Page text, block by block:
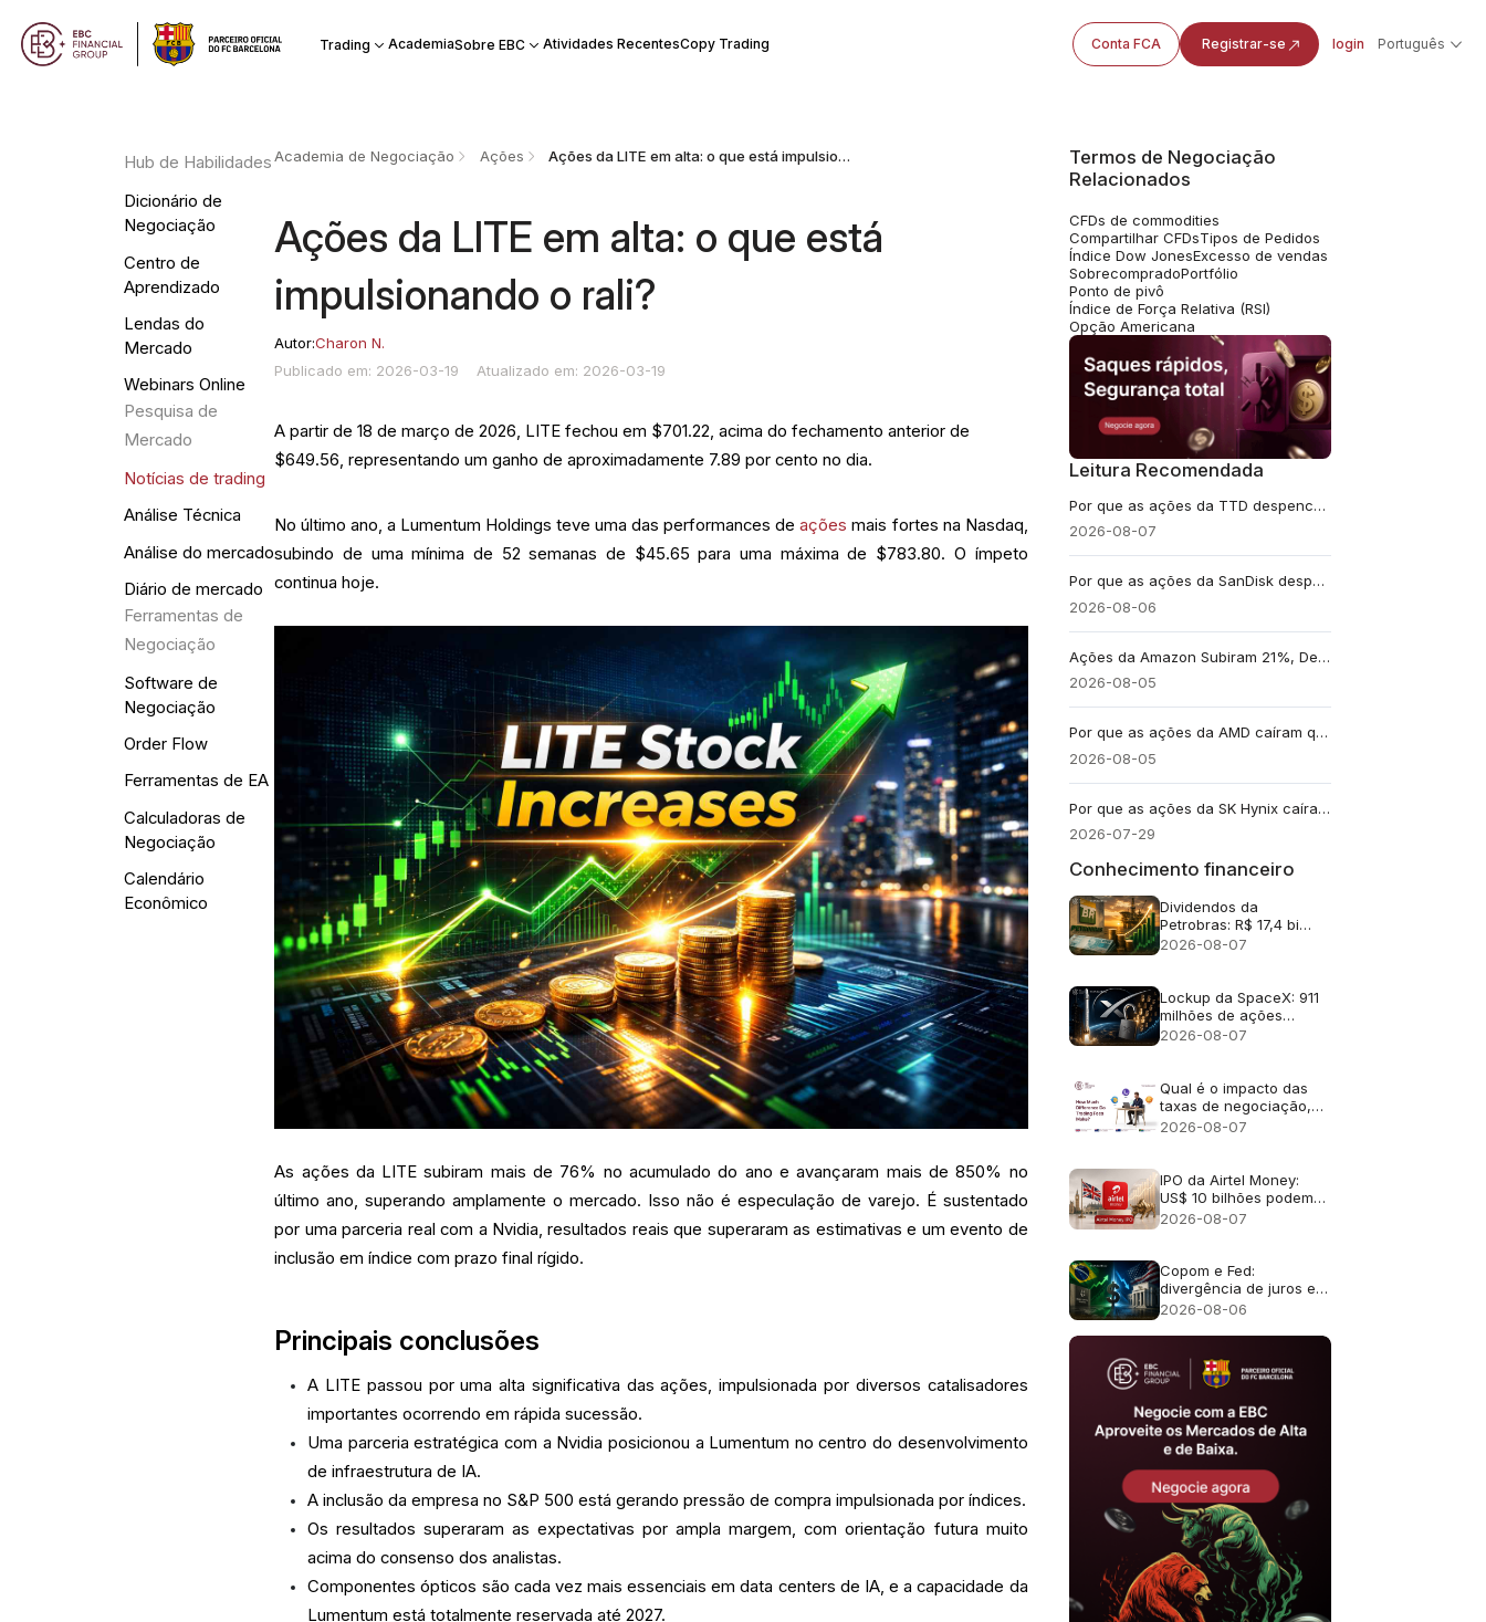
Trading AcademiaSobre EBC Atividades RecentesCopy Trading Conta FCA Registrar-se login Português
Hub de Habilidades
Dicionário de
Negociação
Centro de
Aprendizado
Lendas do
Mercado
Webinars Online
Pesquisa de
Mercado
Notícias de trading
Análise Técnica
Análise do mercado
Diário de mercado
Ferramentas de
Negociação
Software de
Negociação
Order Flow
Ferramentas de EA
Calculadoras de
Negociação
Calendário
Econômico
Academia de Negociação Ações Ações da LITE em alta: o que está impulsionando o rali?
Ações da LITE em alta: o que está
impulsionando o rali?
Autor:Charon N.
Publicado em: 2026-03-19
Atualizado em: 2026-03-19
A partir de 18 de março de 2026, LITE fechou em $701.22, acima do fechamento anterior de
$649.56, representando um ganho de aproximadamente 7.89 por cento no dia.
No último ano, a Lumentum Holdings teve uma das performances deações mais fortes na Nasdaq,
subindo de uma mínima de 52 semanas de $45.65 para uma máxima de $783.80. O ímpeto
continua hoje.
As ações da LITE subiram mais de 76% no acumulado do ano e avançaram mais de 850% no
último ano, superando amplamente o mercado. Isso não é especulação de varejo. É sustentado
por uma parceria real com a Nvidia, resultados reais que superaram as estimativas e um evento de
inclusão em índice com prazo final rígido.
Principais conclusões
A LITE passou por uma alta significativa das ações, impulsionada por diversos catalisadores
importantes ocorrendo em rápida sucessão.
Uma parceria estratégica com a Nvidia posicionou a Lumentum no centro do desenvolvimento
de infraestrutura de IA.
A inclusão da empresa no S&P 500 está gerando pressão de compra impulsionada por índices.
Os resultados superaram as expectativas por ampla margem, com orientação futura muito
acima do consenso dos analistas.
Componentes ópticos são cada vez mais essenciais em data centers de IA, e a capacidade da
Lumentum está totalmente reservada até 2027.
Termos de Negociação
Relacionados
CFDs de commodities
Compartilhar CFDsTipos de Pedidos
Índice Dow JonesExcesso de vendas
SobrecompradoPortfólio
Ponto de pivô
Índice de Força Relativa (RSI)
Opção Americana
Leitura Recomendada
Por que as ações da TTD despencaram quase 30% após a previsão de receita de US$ 650 milhões?
2026-08-07
Por que as ações da SanDisk despencaram cerca de 13% apesar da receita recorde de US$ 8,97 bilhões?
2026-08-06
Ações da Amazon Subiram 21%, Depois Bezos Registrou Venda de até US$ 4,1 Bi. Foi um Alerta?
2026-08-05
Por que as ações da AMD caíram quase 9% apesar da receita recorde de US$ 11,5 bilhões?
2026-08-05
Por que as ações da SK Hynix caíram apesar do crescimento de 557% no lucro operacional?
2026-07-29
Conhecimento financeiro
Dividendos da
Petrobras: R$ 17,4 bi
após lucro no 2T26
2026-08-07
Lockup da SpaceX: 911
milhões de ações
liberadas
2026-08-07
Qual é o impacto das
taxas de negociação,
incluindo as comissões
2026-08-07
IPO da Airtel Money:
US$ 10 bilhões podem
torná-lo o maior IPO de
2026-08-07
Copom e Fed:
divergência de juros e
efeito no câmbio
2026-08-06